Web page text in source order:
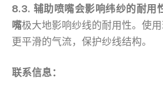
8.3. 辅助喷嘴会影响纬纱的耐用
嘴极大地影响纱线的耐用性。使
更平滑的气流，保护纱线结构。
联系信息：